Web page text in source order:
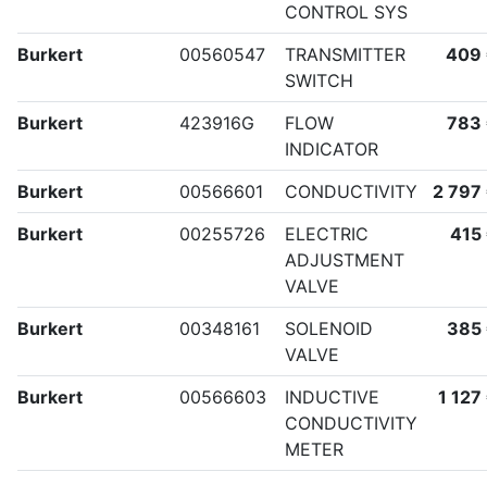
CONTROL SYS
Burkert 00560547
TRANSMITTER
SWITCH
409
Burkert 423916G
FLOW
INDICATOR
783
Burkert 00566601 CONDUCTIVITY
2 797
Burkert
00255726
ELECTRIC
ADJUSTMENT
VALVE
415
Burkert 00348161
SOLENOID
VALVE
385
Burkert 00566603
INDUCTIVE
CONDUCTIVITY
METER
1 127